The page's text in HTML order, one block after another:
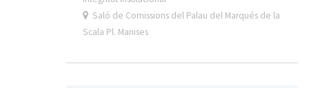
Saló de Comissions del Palau del Marqués de la
Scala Pl. Manises